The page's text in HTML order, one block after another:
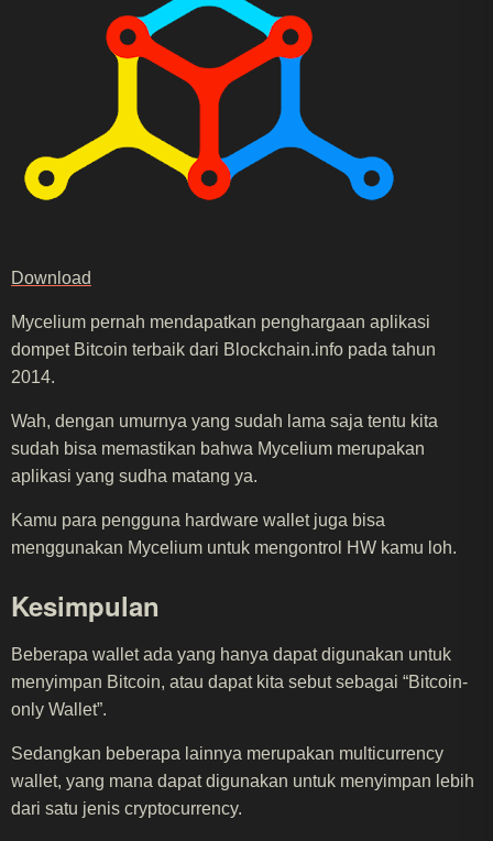
Download
Mycelium pernah mendapatkan penghargaan aplikasi
dompet Bitcoin terbaik dari Blockchain.info pada tahun
2014.
Wah, dengan umurnya yang sudah lama saja tentu kita
sudah bisa memastikan bahwa Mycelium merupakan
aplikasi yang sudha matang ya.
Kamu para pengguna hardware wallet juga bisa
menggunakan Mycelium untuk mengontrol HW kamu loh.
Kesimpulan
Beberapa wallet ada yang hanya dapat digunakan untuk
menyimpan Bitcoin, atau dapat kita sebut sebagai “Bitcoin-
only Wallet”.
Sedangkan beberapa lainnya merupakan multicurrency
wallet, yang mana dapat digunakan untuk menyimpan lebih
dari satu jenis cryptocurrency.